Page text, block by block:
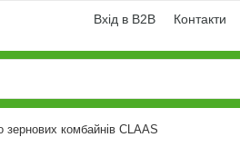
Вхід в B2B Контакти
зернових комбайнів CLAAS